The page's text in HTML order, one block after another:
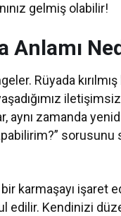
gelmiş olabilir!
Anlamı
Rüyada
aynı zamanda
sorusunu
bir karmaşayı işaret
edilir. Kendinizi